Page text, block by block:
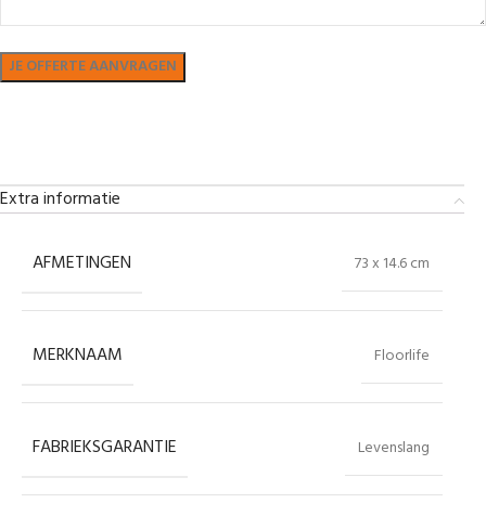
Extra informatie
AFMETINGEN 73 x 14.6 cm
MERKNAAM Floorlife
FABRIEKSGARANTIE Levenslang